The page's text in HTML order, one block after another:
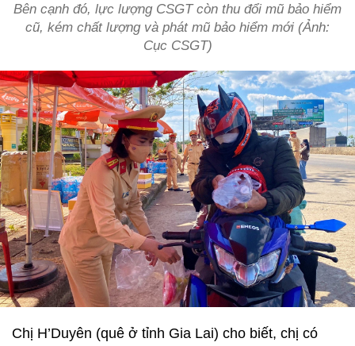
Bên cạnh đó, lực lượng CSGT còn thu đổi mũ bảo hiểm
cũ, kém chất lượng và phát mũ bảo hiểm mới (Ảnh:
Cục CSGT)
Chị H’Duyên (quê ở tỉnh Gia Lai) cho biết, chị có